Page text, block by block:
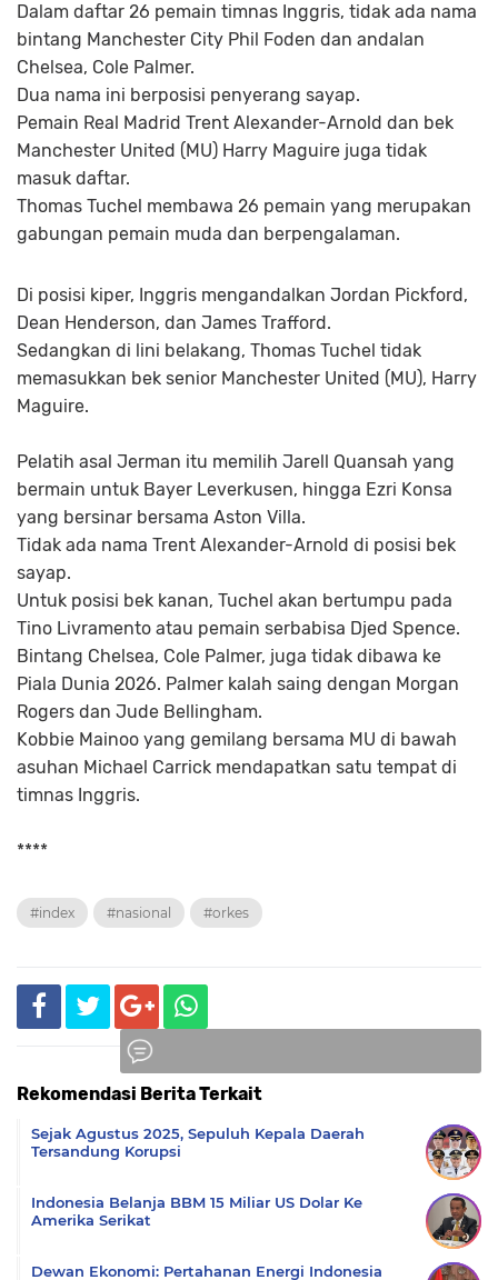
Dalam daftar 26 pemain timnas Inggris, tidak ada nama
bintang Manchester City Phil Foden dan andalan
Chelsea, Cole Palmer.
Dua nama ini berposisi penyerang sayap.
Pemain Real Madrid Trent Alexander-Arnold dan bek
Manchester United (MU) Harry Maguire juga tidak
masuk daftar.
Thomas Tuchel membawa 26 pemain yang merupakan
gabungan pemain muda dan berpengalaman.
Di posisi kiper, Inggris mengandalkan Jordan Pickford,
Dean Henderson, dan James Trafford.
Sedangkan di lini belakang, Thomas Tuchel tidak
memasukkan bek senior Manchester United (MU), Harry
Maguire.
Pelatih asal Jerman itu memilih Jarell Quansah yang
bermain untuk Bayer Leverkusen, hingga Ezri Konsa
yang bersinar bersama Aston Villa.
Tidak ada nama Trent Alexander-Arnold di posisi bek
sayap.
Untuk posisi bek kanan, Tuchel akan bertumpu pada
Tino Livramento atau pemain serbabisa Djed Spence.
Bintang Chelsea, Cole Palmer, juga tidak dibawa ke
Piala Dunia 2026. Palmer kalah saing dengan Morgan
Rogers dan Jude Bellingham.
Kobbie Mainoo yang gemilang bersama MU di bawah
asuhan Michael Carrick mendapatkan satu tempat di
timnas Inggris.
****
#index #nasional #orkes
Rekomendasi Berita Terkait
Sejak Agustus 2025, Sepuluh Kepala Daerah
Tersandung Korupsi
Indonesia Belanja BBM 15 Miliar US Dolar Ke
Amerika Serikat
Dewan Ekonomi: Pertahanan Energi Indonesia